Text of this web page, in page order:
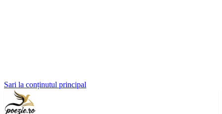
Sari la conținutul principal